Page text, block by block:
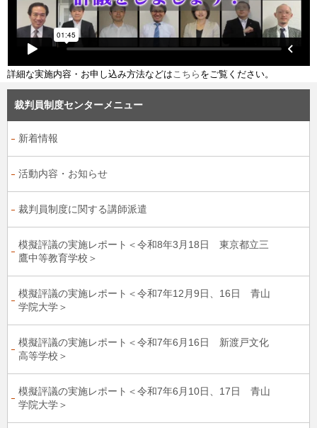
詳細な実施内容・お申し込み方法などはこちら をご覧ください。
裁判員制度センターメニュー
新着情報
活動内容・お知らせ
裁判員制度に関する講師派遣
模擬評議の実施レポート＜令和8年3月18日 東京都立三
鷹中等教育学校＞
模擬評議の実施レポート＜令和7年12月9日、16日 青山
学院大学＞
模擬評議の実施レポート＜令和7年6月16日 新渡戸文化
高等学校＞
模擬評議の実施レポート＜令和7年6月10日、17日 青山
学院大学＞